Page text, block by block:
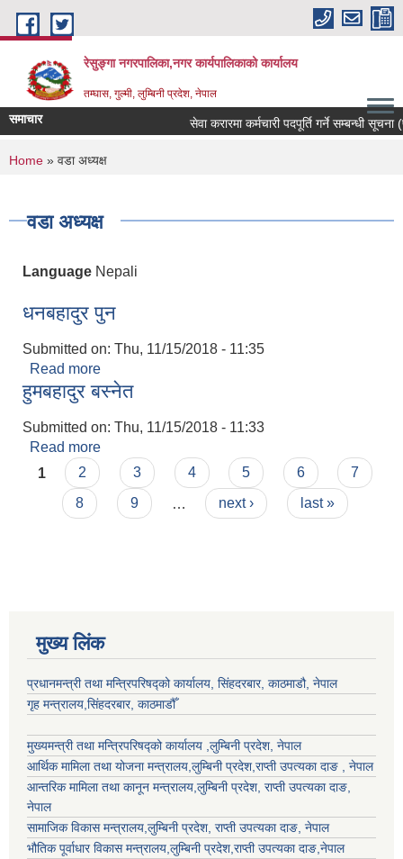
Skip to main content
रेसुङ्गा नगरपालिका,नगर कार्यपालिकाको कार्यालय
तम्घास, गुल्मी, लुम्बिनी प्रदेश, नेपाल
समाचार सेवा करारमा कर्मचारी पदपूर्ति गर्ने सम्बन्धी सूचना
You are here
Home » वडा अध्यक्ष
वडा अध्यक्ष
Language Nepali
धनबहादुर पुन
Submitted on: Thu, 11/15/2018 - 11:35
Read more
हुमबहादुर बस्नेत
Submitted on: Thu, 11/15/2018 - 11:33
Read more
Pages
1 2 3 4 5 6
7
8
9 next › last »
मुख्य लिंक
प्रधानमन्त्री तथा मन्त्रिपरिषद्को कार्यालय, सिंहदरबार, काठमाडौ, नेपाल
गृह मन्त्रालय,सिंहदरबार, काठमाडौँ
मुख्यमन्त्री तथा मन्त्रिपरिषद्को कार्यालय ,लुम्बिनी प्रदेश, नेपाल
आर्थिक मामिला तथा योजना मन्त्रालय,लुम्बिनी प्रदेश,राप्ती उपत्यका दाङ , नेपाल
आन्तरिक मामिला तथा कानून मन्त्रालय,लुम्बिनी प्रदेश, राप्ती उपत्यका दाङ,
नेपाल
सामाजिक विकास मन्त्रालय,लुम्बिनी प्रदेश, राप्ती उपत्यका दाङ, नेपाल
भौतिक पूर्वाधार विकास मन्त्रालय,लुम्बिनी प्रदेश,राप्ती उपत्यका दाङ,नेपाल